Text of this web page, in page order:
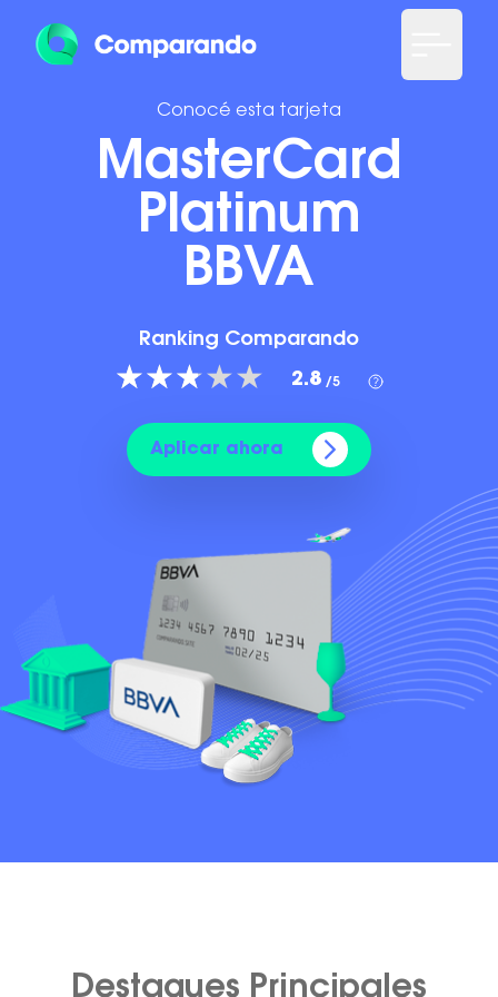
Conocé esta tarjeta
MasterCard
Platinum
BBVA
Ranking Comparando
2.8 /5
Aplicar ahora
Destaques Principales